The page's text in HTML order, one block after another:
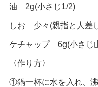
油 2g(小さじ1/2)
しお 少々(親指と人差
ケチャップ 6g(小さじ
〈作り方〉
①鍋一杯に水を入れ、沸